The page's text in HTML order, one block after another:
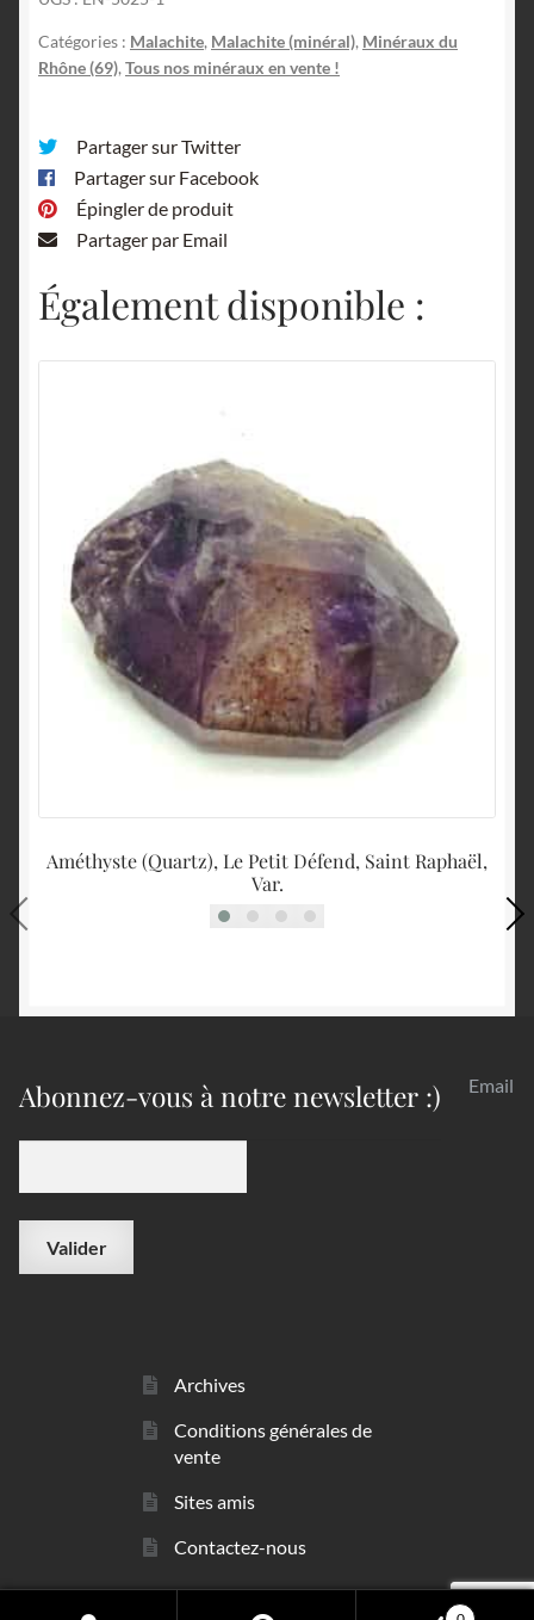
Ardillats,
Rhône.
Catégories : Malachite, Malachite (minéral), Minéraux du
Rhône (69), Tous nos minéraux en vente !
Partager sur Twitter
Partager sur Facebook
Épingler de produit
Partager par Email
Également disponible :
Améthyste (Quartz), Le Petit Défend, Saint Raphaël,
Var.
Abonnez-vous à notre newsletter :) Email
Archives
Conditions générales de
vente
Sites amis
Contactez-nous